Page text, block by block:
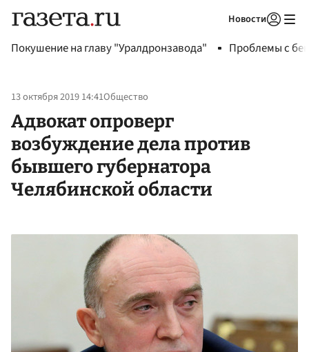
Новости
Покушение на главу "Уралдронзавода" Проблемы с
13 октября 2019 14:41Общество
Адвокат опроверг
возбуждение дела против
бывшего губернатора
Челябинской области